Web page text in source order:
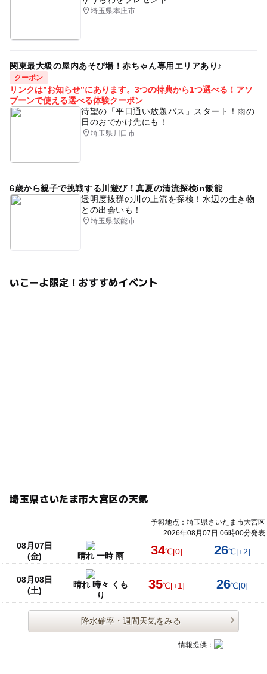
ご都合が悪くなった場合は、イベント開催日の2日前まで
にキャンセルをお願いいたします。
応募方法
このイベントの受付は終了しました。
埼玉県本庄市
関東最大級の屋内あそび場！赤ちゃん専用エリアあり♪
クーポン
リンクは”お知らせ”にあります。3つの特典から1つ選べる！アソ
ブーンで使える選べる体験クーポン
待望の「平日通い放題パス」スタート！雨の
日のおでかけ先にも！
埼玉県川口市
6歳から親子で挑戦する川遊び！真夏の清流探検in飯能
透明度抜群の川の上流を探検！水辺の生き物
との出会いも！
埼玉県飯能市
いこーよ限定！おすすめイベント
埼玉県さいたま市大宮区の天気
予報地点：埼玉県さいたま市大宮区
2026年08月07日 06時00分発表
08月07日
(金)
晴れ 一時 雨 34℃[0] 26℃[+2]
08月08日
(土)
晴れ 時々 くも
り
35℃[+1] 26℃[0]
降水確率・週間天気をみる
情報提供：